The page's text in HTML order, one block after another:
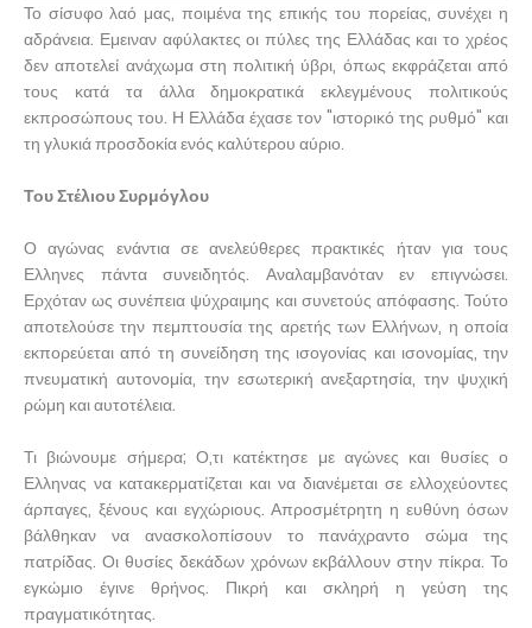
Το σίσυφο λαό μας, ποιμένα της επικής του πορείας, συνέχει η
αδράνεια. Εμειναν αφύλακτες οι πύλες της Ελλάδας και το χρέος
δεν αποτελεί ανάχωμα στη πολιτική ύβρι, όπως εκφράζεται από
τους κατά τα άλλα δημοκρατικά εκλεγμένους πολιτικούς
εκπροσώπους του. Η Ελλάδα έχασε τον "ιστορικό της ρυθμό" και
τη γλυκιά προσδοκία ενός καλύτερου αύριο.
Του Στέλιου Συρμόγλου
Ο αγώνας ενάντια σε ανελεύθερες πρακτικές ήταν για τους
Ελληνες πάντα συνειδητός. Αναλαμβανόταν εν επιγνώσει.
Ερχόταν ως συνέπεια ψύχραιμης και συνετούς απόφασης. Τούτο
αποτελούσε την πεμπτουσία της αρετής των Ελλήνων, η οποία
εκπορεύεται από τη συνείδηση της ισογονίας και ισονομίας, την
πνευματική αυτονομία, την εσωτερική ανεξαρτησία, την ψυχική
ρώμη και αυτοτέλεια.
Τι βιώνουμε σήμερα; Ο,τι κατέκτησε με αγώνες και θυσίες ο
Ελληνας να κατακερματίζεται και να διανέμεται σε ελλοχεύοντες
άρπαγες, ξένους και εγχώριους. Απροσμέτρητη η ευθύνη όσων
βάλθηκαν να ανασκολοπίσουν το πανάχραντο σώμα της
πατρίδας. Οι θυσίες δεκάδων χρόνων εκβάλλουν στην πίκρα. Το
εγκώμιο έγινε θρήνος. Πικρή και σκληρή η γεύση της
πραγματικότητας.